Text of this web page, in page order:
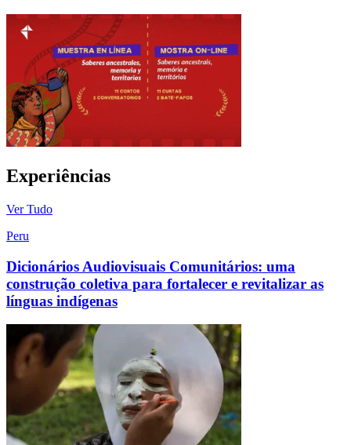
Experiências
Ver Tudo
Peru
Dicionários Audiovisuais Comunitários: uma
construção coletiva para fortalecer e revitalizar as
línguas indígenas